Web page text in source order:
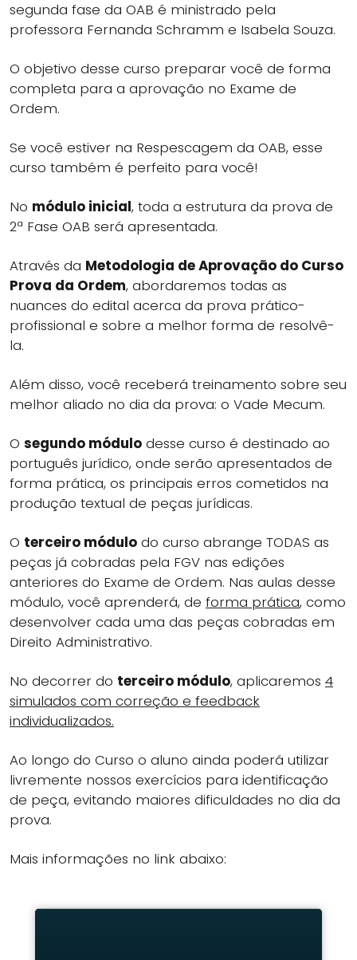
segunda fase da OAB é ministrado pela
professora Fernanda Schramm e Isabela Souza.
O objetivo desse curso preparar você de forma
completa para a aprovação no Exame de
Ordem.
Se você estiver na Respescagem da OAB, esse
curso também é perfeito para você!
No módulo inicial, toda a estrutura da prova de
2ª Fase OAB será apresentada.
Através da Metodologia de Aprovação do Curso
Prova da Ordem, abordaremos todas as
nuances do edital acerca da prova prático-
profissional e sobre a melhor forma de resolvê-
la.
Além disso, você receberá treinamento sobre seu
melhor aliado no dia da prova: o Vade Mecum.
O segundo módulo desse curso é destinado ao
português jurídico, onde serão apresentados de
forma prática, os principais erros cometidos na
produção textual de peças jurídicas.
O terceiro módulo do curso abrange TODAS as
peças já cobradas pela FGV nas edições
anteriores do Exame de Ordem. Nas aulas desse
módulo, você aprenderá, de forma prática, como
desenvolver cada uma das peças cobradas em
Direito Administrativo.
No decorrer do terceiro módulo, aplicaremos 4
simulados com correção e feedback
individualizados.
Ao longo do Curso o aluno ainda poderá utilizar
livremente nossos exercícios para identificação
de peça, evitando maiores dificuldades no dia da
prova.
Mais informações no link abaixo: